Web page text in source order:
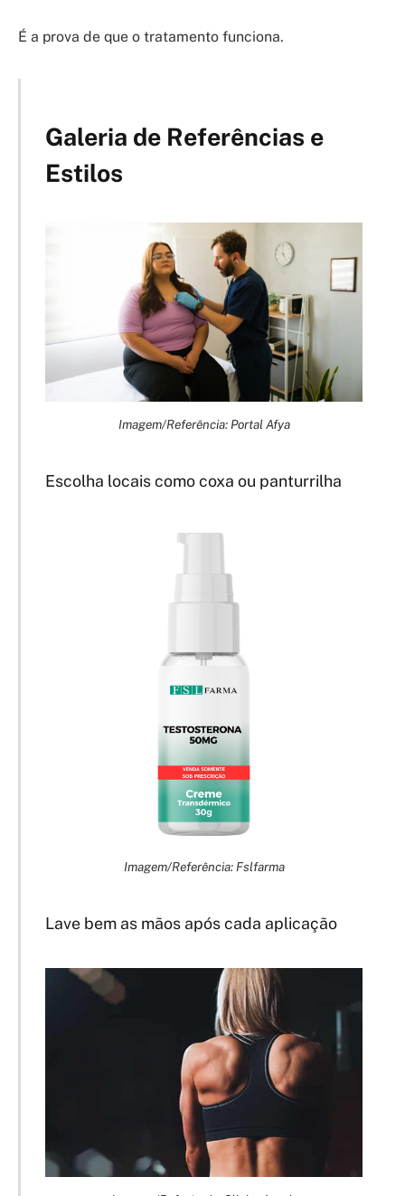
É a prova de que o tratamento funciona.
Galeria de Referências e
Estilos
Imagem/Referência: Portal Afya
Escolha locais como coxa ou panturrilha
Imagem/Referência: Fslfarma
Lave bem as mãos após cada aplicação